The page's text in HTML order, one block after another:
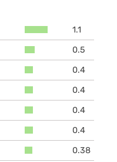
1.1
0.5
0.4
0.4
0.4
0.4
0.38